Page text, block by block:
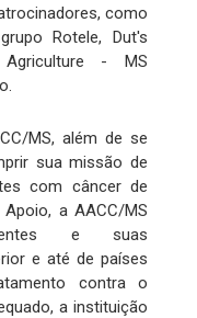
como
Rotele, Dut's
Agriculture - MS
MS, além de se
sua missão de
com câncer de
a AACC/MS
e suas
e até de países
contra o
a instituição